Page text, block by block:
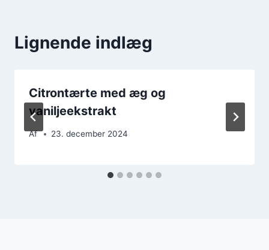
Lignende indlæg
Citrontærte med æg og
vaniljeekstrakt
Af 23. december 2024